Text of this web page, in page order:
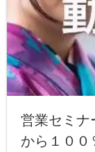
営業セミナ
から１００